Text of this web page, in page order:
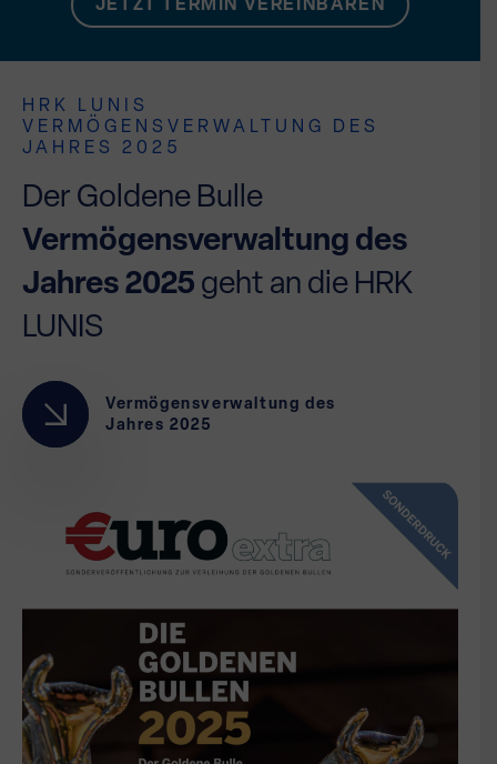
JETZT TERMIN VEREINBAREN
HRK LUNIS
VERMÖGENSVERWALTUNG DES
JAHRES 2025
Der Goldene Bulle
Vermögensverwaltung des
Jahres 2025 geht an die HRK
LUNIS
Vermögensverwaltung des
Jahres 2025